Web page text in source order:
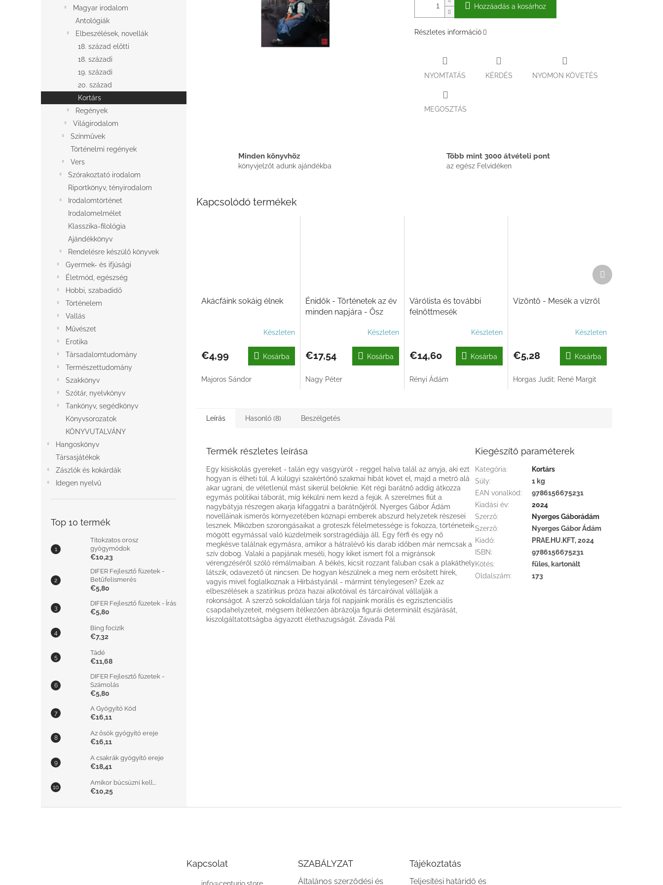
Magyar irodalom
Antológiák
Elbeszélések, novellák
18. század előtti
18. századi
19. századi
20. század
Kortárs
Regények
Világirodalom
Színművek
Történelmi regények
Vers
Szórakoztató irodalom
Riportkönyv, tényirodalom
Irodalomtörténet
Irodalomelmélet
Klasszika-filológia
Ajándékkönyv
Rendelésre készülő könyvek
Gyermek- és ifjúsági
Életmód, egészség
Hobbi, szabadidő
Történelem
Vallás
Művészet
Erotika
Társadalomtudomány
Természettudomány
Szakkönyv
Szótár, nyelvkönyv
Tankönyv, segédkönyv
Könyvsorozatok
KÖNYVUTALVÁNY
Hangoskönyv
Társasjátékok
Zászlók és kokárdák
Idegen nyelvű
Top 10 termék
Titokzatos orosz
gyógymódok
€10,23
DIFER Fejlesztő füzetek -
Betűfelismerés
€5,80
DIFER Fejlesztő füzetek - Írás
€5,80
Bing focizik
€7,32
Tádé
€11,68
DIFER Fejlesztő füzetek -
Számolás
€5,80
A Gyógyító Kód
€16,11
Az ősök gyógyító ereje
€16,11
A csakrák gyógyító ereje
€18,41
Amikor búcsúzni kell...
€10,25
Hozzáadás a kosárhoz
Részletes információ
NYOMTATÁS KÉRDÉS NYOMON KÖVETÉS
MEGOSZTÁS
Minden könyvhöz
könyvjelzőt adunk ajándékba
Több mint 3000 átvételi pont
az egész Felvidéken
Kapcsolódó termékek
Akácfáink sokáig élnek
Készleten
€4,99 Kosárba
Majoros Sándor
Énidők - Történetek az év
minden napjára - Ősz
Készleten
€17,54 Kosárba
Nagy Péter
Várólista és további
felnőttmesék
Készleten
€14,60 Kosárba
Rényi Ádám
Vízöntő - Mesék a vízről
Készleten
€5,28 Kosárba
Horgas Judit; René Margit
Következő
termék
Leírás Hasonló (8) Beszélgetés
Termék részletes leírása
Egy kisiskolás gyereket - talán egy vasgyúrót - reggel halva talál az anyja, aki ezt
hogyan is élheti túl. A külügyi szakértőnő szakmai hibát követ el, majd a metró alá
akar ugrani, de véletlenül mást sikerül belöknie. Két régi barátnő addig átkozza
egymás politikai táborát, míg kékülni nem kezd a fejük. A szerelmes fiút a
nagybátyja részegen akarja kifaggatni a barátnőjéről. Nyerges Gábor Ádám
novelláinak ismerős környezetében köznapi emberek abszurd helyzetek részesei
lesznek. Miközben szorongásaikat a groteszk félelmetessége is fokozza, történeteik
mögött egymással való küzdelmeik sorstragédiája áll. Egy férfi és egy nő
megkésve találnak egymásra, amikor a hátralévő kis darab időben már nemcsak a
szív dobog. Valaki a papjának meséli, hogy kiket ismert föl a migránsok
vérengzéséről szóló rémálmaiban. A békés, kicsit rozzant faluban csak a plakáthely
látszik, odavezető út nincsen. De hogyan készülnek a meg nem erősített hírek,
vagyis mivel foglalkoznak a Hírbástyánál - mármint ténylegesen? Ezek az
elbeszélések a szatirikus próza hazai alkotóival és tárcaíróival vállalják a
rokonságot. A szerző sokoldalúan tárja föl napjaink morális és egzisztenciális
csapdahelyzeteit, mégsem ítélkezően ábrázolja figurái determinált észjárását,
kiszolgáltatottságba ágyazott élethazugságát. Závada Pál
Kiegészítő paraméterek
Kategória:
Kortárs
Súly:
1 kg
EAN vonalkód:
9786156675231
Kiadási év:
2024
Szerző:
Nyerges Gáborádám
Szerző:
Nyerges Gábor Ádám
Kiadó:
PRAE.HU.KFT, 2024
ISBN:
9786156675231
Kötés:
füles, kartonált
Oldalszám: 173
Kapcsolat SZABÁLYZAT
Általános szerződési és
Tájékoztatás
Teljesítési határidő és